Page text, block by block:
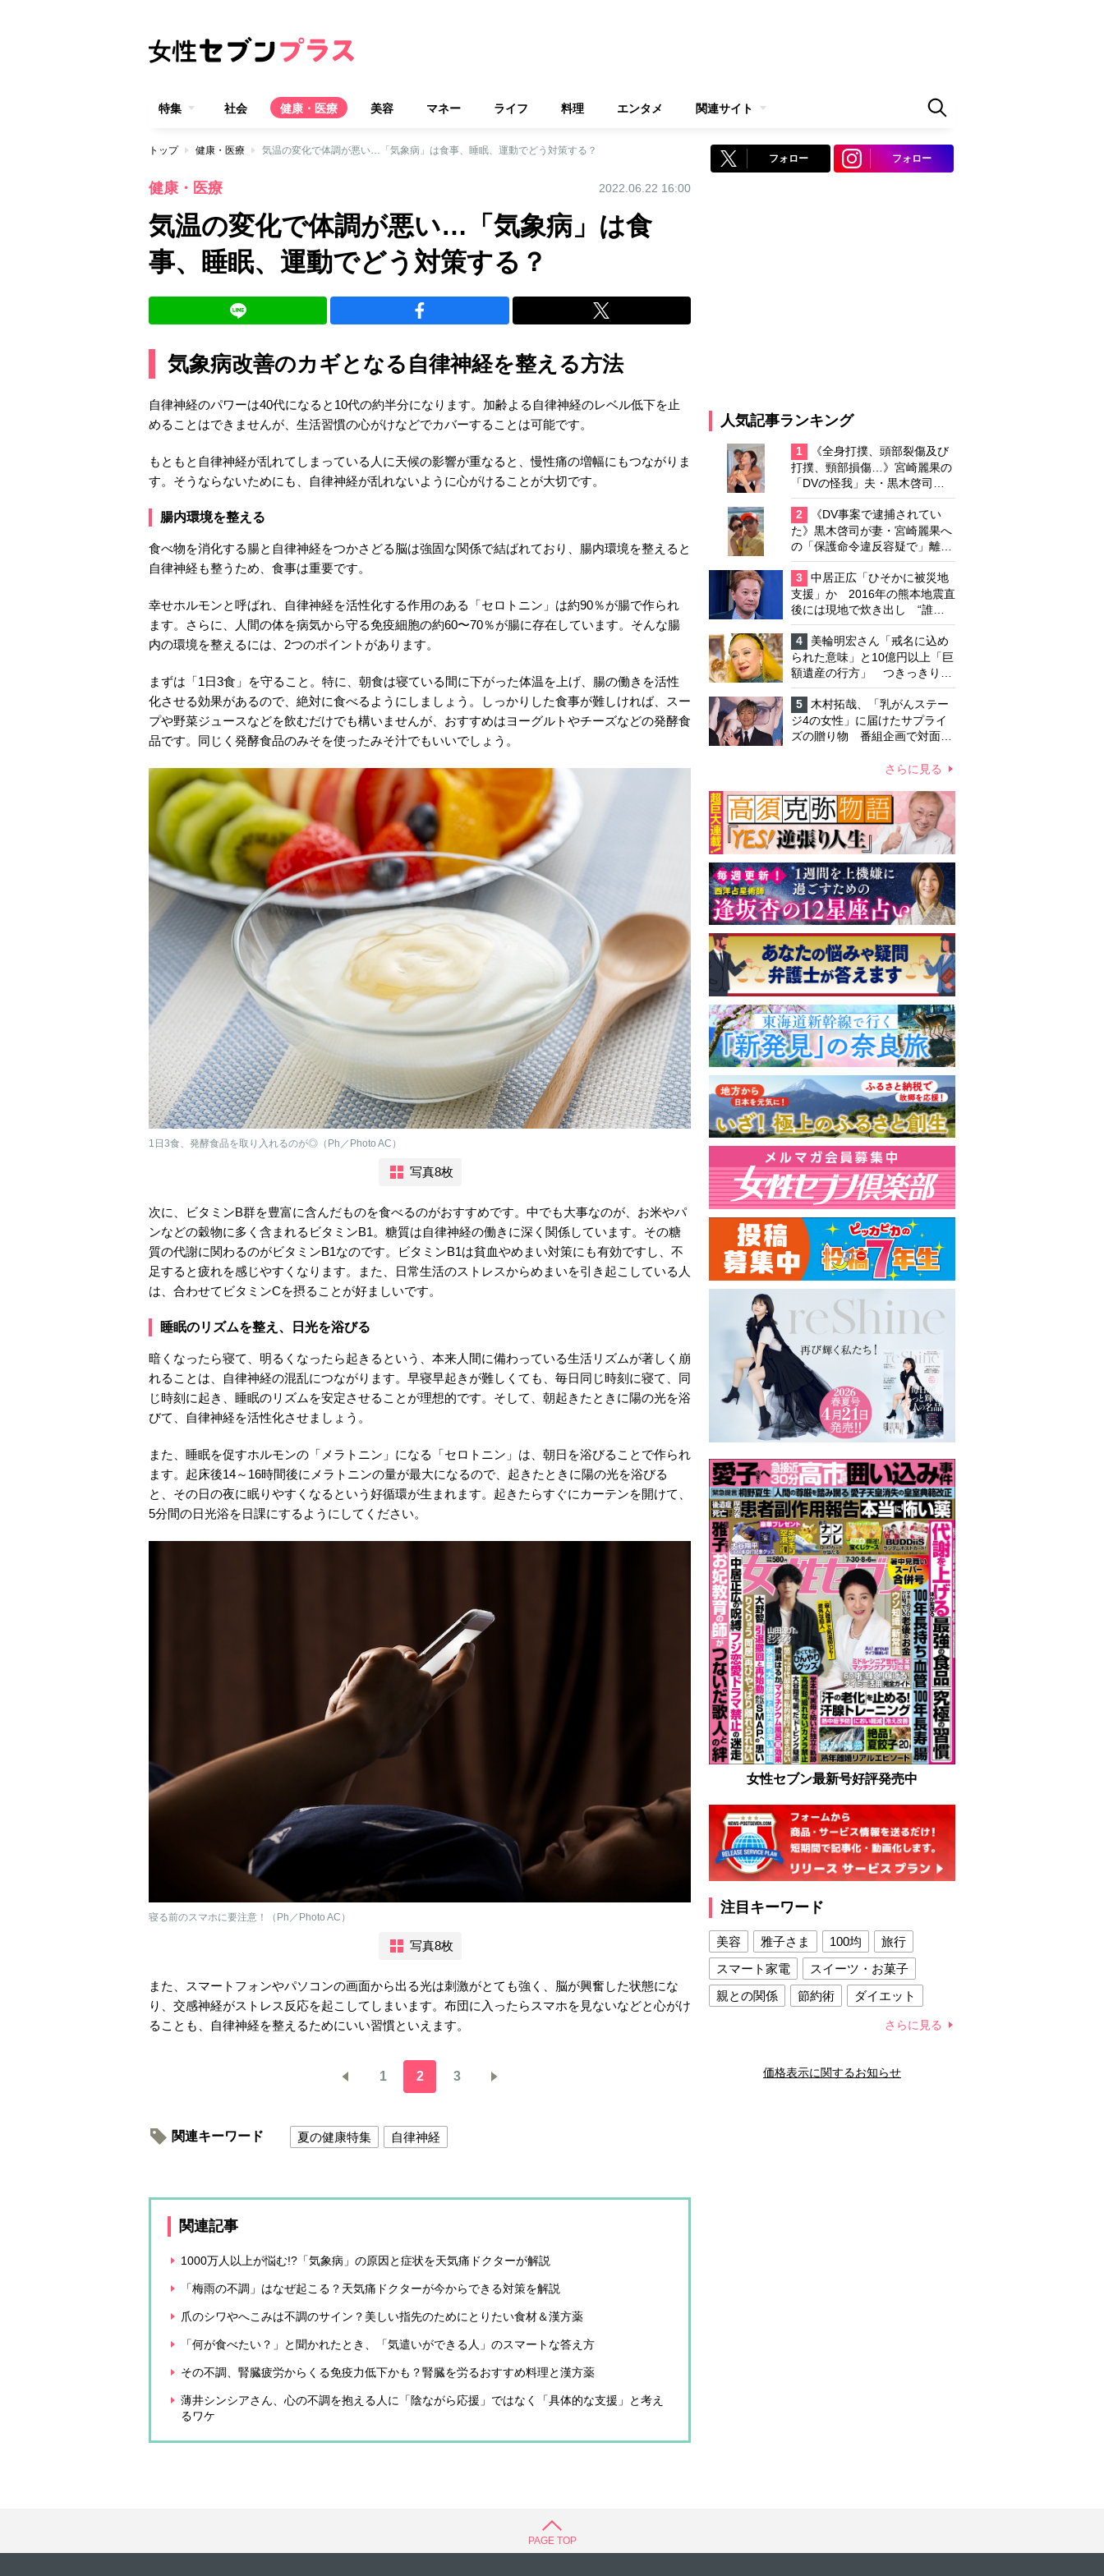
特集 社会 健康・医療 美容 マネー ライフ 料理 エンタメ 関連サイト
トップ 健康・医療 気温の変化で体調が悪い…「気象病」は食事、睡眠、運動でどう対策する？
健康・医療 2022.06.22 16:00
気温の変化で体調が悪い…「気象病」は食
事、睡眠、運動でどう対策する？
気象病改善のカギとなる自律神経を整える方法
自律神経のパワーは40代になると10代の約半分になります。加齢よる自律神経のレベル低下を止
めることはできませんが、生活習慣の心がけなどでカバーすることは可能です。
もともと自律神経が乱れてしまっている人に天候の影響が重なると、慢性痛の増幅にもつながりま
す。そうならないためにも、自律神経が乱れないように心がけることが大切です。
腸内環境を整える
食べ物を消化する腸と自律神経をつかさどる脳は強固な関係で結ばれており、腸内環境を整えると
自律神経も整うため、食事は重要です。
幸せホルモンと呼ばれ、自律神経を活性化する作用のある「セロトニン」は約90％が腸で作られ
ます。さらに、人間の体を病気から守る免疫細胞の約60〜70％が腸に存在しています。そんな腸
内の環境を整えるには、2つのポイントがあります。
まずは「1日3食」を守ること。特に、朝食は寝ている間に下がった体温を上げ、腸の働きを活性
化させる効果があるので、絶対に食べるようにしましょう。しっかりした食事が難しければ、スー
プや野菜ジュースなどを飲むだけでも構いませんが、おすすめはヨーグルトやチーズなどの発酵食
品です。同じく発酵食品のみそを使ったみそ汁でもいいでしょう。
1日3食、発酵食品を取り入れるのが◎（Ph／Photo AC）
写真8枚
次に、ビタミンB群を豊富に含んだものを食べるのがおすすめです。中でも大事なのが、お米やパ
ンなどの穀物に多く含まれるビタミンB1。糖質は自律神経の働きに深く関係しています。その糖
質の代謝に関わるのがビタミンB1なのです。ビタミンB1は貧血やめまい対策にも有効ですし、不
足すると疲れを感じやすくなります。また、日常生活のストレスからめまいを引き起こしている人
は、合わせてビタミンCを摂ることが好ましいです。
睡眠のリズムを整え、日光を浴びる
暗くなったら寝て、明るくなったら起きるという、本来人間に備わっている生活リズムが著しく崩
れることは、自律神経の混乱につながります。早寝早起きが難しくても、毎日同じ時刻に寝て、同
じ時刻に起き、睡眠のリズムを安定させることが理想的です。そして、朝起きたときに陽の光を浴
びて、自律神経を活性化させましょう。
また、睡眠を促すホルモンの「メラトニン」になる「セロトニン」は、朝日を浴びることで作られ
ます。起床後14～16時間後にメラトニンの量が最大になるので、起きたときに陽の光を浴びる
と、その日の夜に眠りやすくなるという好循環が生まれます。起きたらすぐにカーテンを開けて、
5分間の日光浴を日課にするようにしてください。
寝る前のスマホに要注意！（Ph／Photo AC）
写真8枚
また、スマートフォンやパソコンの画面から出る光は刺激がとても強く、脳が興奮した状態にな
り、交感神経がストレス反応を起こしてしまいます。布団に入ったらスマホを見ないなどと心がけ
ることも、自律神経を整えるためにいい習慣といえます。
1 2 3
関連キーワード 夏の健康特集 自律神経
関連記事
1000万人以上が悩む!?「気象病」の原因と症状を天気痛ドクターが解説
「梅雨の不調」はなぜ起こる？天気痛ドクターが今からできる対策を解説
爪のシワやへこみは不調のサイン？美しい指先のためにとりたい食材＆漢方薬
「何が食べたい？」と聞かれたとき、「気遣いができる人」のスマートな答え方
その不調、腎臓疲労からくる免疫力低下かも？腎臓を労るおすすめ料理と漢方薬
薄井シンシアさん、心の不調を抱える人に「陰ながら応援」ではなく「具体的な支援」と考え
るワケ
フォロー フォロー
人気記事ランキング
1
《全身打撲、頭部裂傷及び
打撲、頸部損傷…》宮崎麗果の
「DVの怪我」夫・黒木啓司の
逮捕で始まる「夫婦の闘争」
2
《DV事案で逮捕されてい
た》黒木啓司が妻・宮崎麗果へ
の「保護命令違反容疑で」離婚
協議は「第二ステージ」へ
3
中居正広「ひそかに被災地
支援」か 2016年の熊本地震直
後には現地で炊き出し “誰に
も知られなくて良い”と、むし
ろ強まる福祉活動への思い
4
美輪明宏さん「戒名に込め
られた意味」と10億円以上「巨
額遺産の行方」 つきっきりで
私生活をサポートしていた元俳
優が相続か
5
木村拓哉、「乳がんステー
ジ4の女性」に届けたサプライ
ズの贈り物 番組企画で対面し
心遣いに「うれしくて号泣しま
さらに見る
女性セブン最新号好評発売中
注目キーワード
美容 雅子さま 100均
旅行
スマート家電
スイーツ・お菓子
親との関係
節約術
ダイエット
夫との関係
新津春子 どか食い
さらに見る
価格表示に関するお知らせ
PAGE TOP